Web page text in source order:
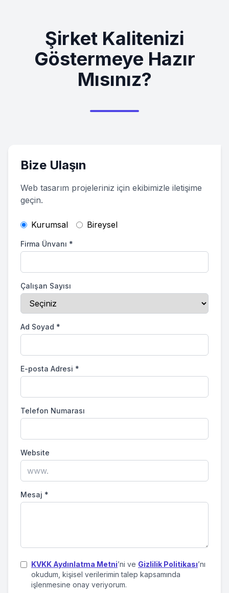
Şirket Kalitenizi
Göstermeye Hazır
Mısınız?
Bize Ulaşın
Web tasarım projeleriniz için ekibimizle iletişime
geçin.
Kurumsal Bireysel
Firma Ünvanı *
Çalışan Sayısı
Ad Soyad *
E-posta Adresi *
Telefon Numarası
Website
Mesaj *
KVKK Aydınlatma Metni’ni ve Gizlilik Politikası’nı
okudum, kişisel verilerimin talep kapsamında
işlenmesine onay veriyorum.